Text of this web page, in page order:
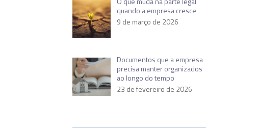
quando a empresa cresce
9 de março de 2026
Documentos que a empresa
precisa manter organizados
ao longo do tempo
23 de fevereiro de 2026